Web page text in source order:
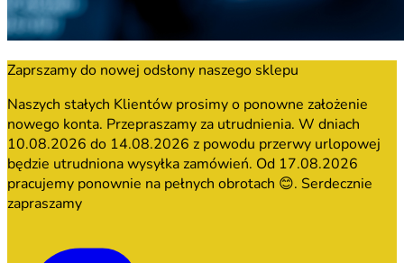
Zaprszamy do nowej odsłony naszego sklepu
Naszych stałych Klientów prosimy o ponowne założenie
nowego konta. Przepraszamy za utrudnienia. W dniach
10.08.2026 do 14.08.2026 z powodu przerwy urlopowej
będzie utrudniona wysyłka zamówień. Od 17.08.2026
pracujemy ponownie na pełnych obrotach 😊. Serdecznie
zapraszamy